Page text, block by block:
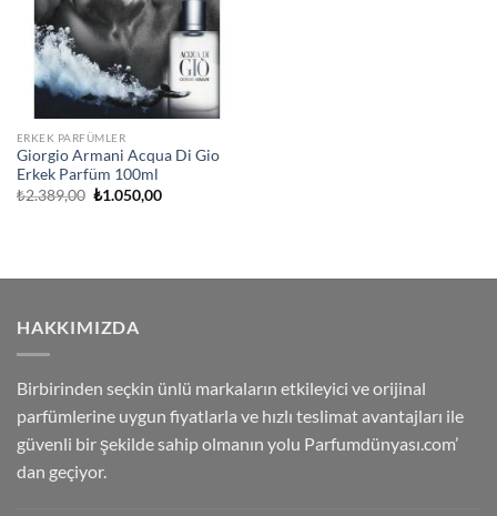
ERKEK PARFÜMLER
Giorgio Armani Acqua Di Gio
Erkek Parfüm 100ml
₺2.389,00 Orijinal
₺1.050,00Şu
HAKKIMIZDA
Birbirinden seçkin ünlü markaların etkileyici ve orijinal
parfümlerine uygun fiyatlarla ve hızlı teslimat avantajları ile
güvenli bir şekilde sahip olmanın yolu Parfumdünyası.com’
dan geçiyor.